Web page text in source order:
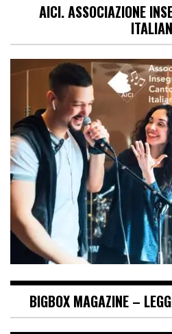
AICI. ASSOCIAZIONE
BIGBOX MAGAZINE –